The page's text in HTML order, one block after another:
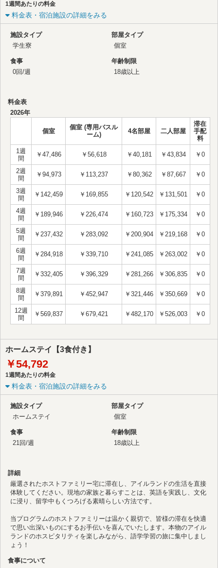
1週間あたりの料金
料金表・宿泊施設の詳細をみる
施設タイプ
学生寮
部屋タイプ
個室
食事
0回/週
年齢制限
18歳以上
料金表
2026年
個室
個室 (専用バスル
ーム)
4名部屋 二人部屋
滞在
手配
料
1週
間
￥47,486 ￥56,618 ￥40,181 ￥43,834 ￥0
2週
間
￥94,973 ￥113,237 ￥80,362 ￥87,667 ￥0
3週
間
￥142,459 ￥169,855 ￥120,542 ￥131,501 ￥0
4週
間
￥189,946 ￥226,474 ￥160,723 ￥175,334 ￥0
5週
間
￥237,432 ￥283,092 ￥200,904 ￥219,168 ￥0
6週
間
￥284,918 ￥339,710 ￥241,085 ￥263,002 ￥0
7週
間
￥332,405 ￥396,329 ￥281,266 ￥306,835 ￥0
8週
間
￥379,891 ￥452,947 ￥321,446 ￥350,669 ￥0
12週
間
￥569,837 ￥679,421 ￥482,170 ￥526,003 ￥0
ホームステイ【3食付き】
￥54,792
1週間あたりの料金
料金表・宿泊施設の詳細をみる
施設タイプ
ホームステイ
部屋タイプ
個室
食事
21回/週
年齢制限
18歳以上
詳細
厳選されたホストファミリー宅に滞在し、アイルランドの生活を直接
体験してください。現地の家族と暮らすことは、英語を実践し、文化
に浸り、留学中もくつろげる素晴らしい方法です。
当プログラムのホストファミリーは温かく親切で、皆様の滞在を快適
で思い出深いものにするお手伝いを喜んでいたします。本物のアイル
ランドのホスピタリティを楽しみながら、語学学習の旅に集中しまし
ょう！
食事について